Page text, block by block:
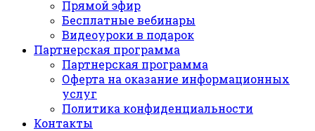
Прямой эфир
Бесплатные вебинары
Видеоуроки в подарок
Партнерская программа
Партнерская программа
Оферта на оказание информационных
услуг
Политика конфиденциальности
Контакты